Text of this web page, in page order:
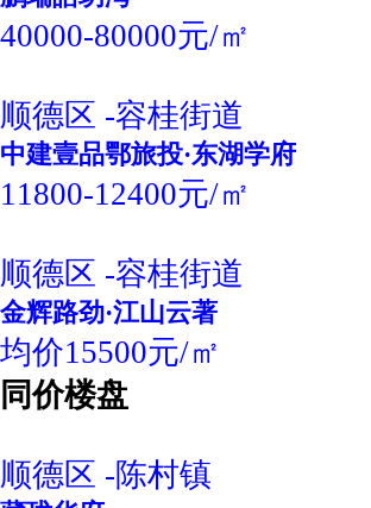
40000-80000元/㎡
顺德区 -容桂街道
中建壹品鄂旅投·东湖学府
11800-12400元/㎡
顺德区 -容桂街道
金辉路劲·江山云著
均价15500元/㎡
同价楼盘
顺德区 -陈村镇